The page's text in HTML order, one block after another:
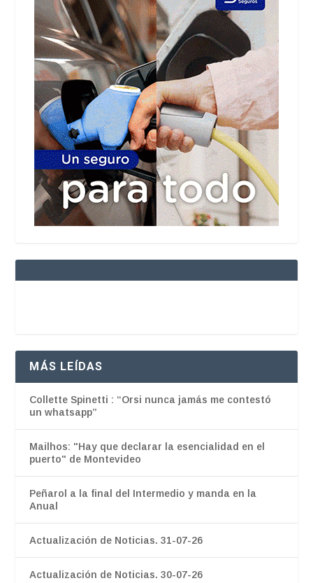
MÁS LEÍDAS
Collette Spinetti : “Orsi nunca jamás me contestó
un whatsapp”
Mailhos: "Hay que declarar la esencialidad en el
puerto" de Montevideo
Peñarol a la final del Intermedio y manda en la
Anual
Actualización de Noticias. 31-07-26
Actualización de Noticias. 30-07-26